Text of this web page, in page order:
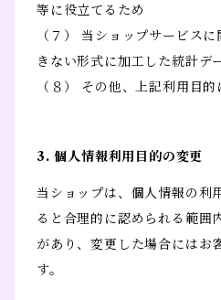
等に役立てるため
（７） 当ショップサービス
きない形式に加工した統計デ
（８） その他、上記利用目
3. 個人情報利用目的の変更
当ショップは、個人情報の利
ると合理的に認められる範囲
があり、変更した場合にはお
す。